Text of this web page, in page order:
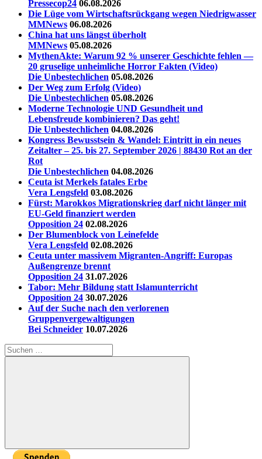
Pressecop24 06.08.2026
Die Lüge vom Wirtschaftsrückgang wegen Niedrigwasser
MMNews 06.08.2026
China hat uns längst überholt
MMNews 05.08.2026
MythenAkte: Warum 92 % unserer Geschichte fehlen —
20 gruselige unheimliche Horror Fakten (Video)
Die Unbestechlichen 05.08.2026
Der Weg zum Erfolg (Video)
Die Unbestechlichen 05.08.2026
Moderne Technologie UND Gesundheit und
Lebensfreude kombinieren? Das geht!
Die Unbestechlichen 04.08.2026
Kongress Bewusstsein & Wandel: Eintritt in ein neues
Zeitalter – 25. bis 27. September 2026 | 88430 Rot an der
Rot
Die Unbestechlichen 04.08.2026
Ceuta ist Merkels fatales Erbe
Vera Lengsfeld 03.08.2026
Fürst: Marokkos Migrationskrieg darf nicht länger mit
EU-Geld finanziert werden
Opposition 24 02.08.2026
Der Blumenblock von Leinefelde
Vera Lengsfeld 02.08.2026
Ceuta unter massivem Migranten-Angriff: Europas
Außengrenze brennt
Opposition 24 31.07.2026
Tabor: Mehr Bildung statt Islamunterricht
Opposition 24 30.07.2026
Auf der Suche nach den verlorenen
Gruppenvergewaltigungen
Bei Schneider 10.07.2026
Suchen
nach:
Suchen